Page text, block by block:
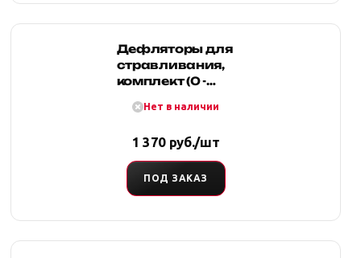
Дефляторы для
стравливания,
комплект (0 -
Нет в наличии
1 370 руб./шт
ПОД ЗАКАЗ